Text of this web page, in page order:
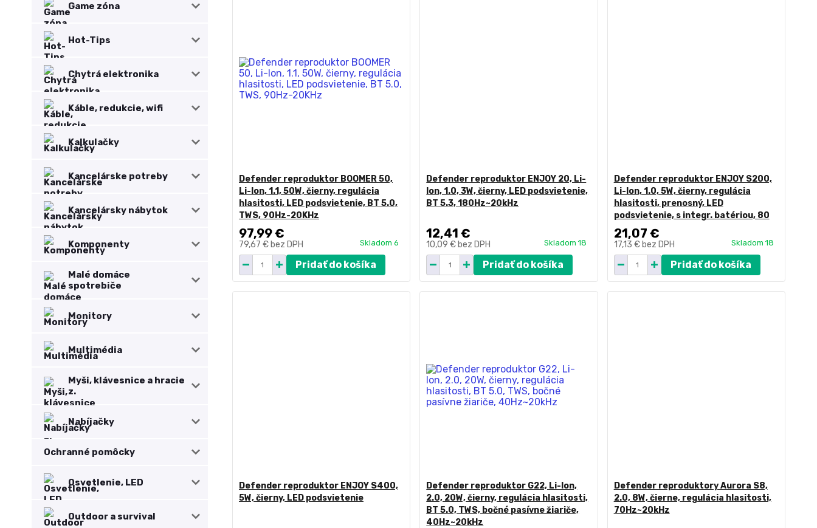
Game zóna
Hot-Tips
Chytrá elektronika
Káble, redukcie, wifi
Kalkulačky
Kancelárske potreby
Kancelársky nábytok
Komponenty
Malé domáce
spotrebiče
Monitory
Multimédia
Myši, klávesnice a hracie
z.
Nabíjačky
Ochranné pomôcky
Osvetlenie, LED
Outdoor a survival
Defender reproduktor BOOMER 50,
Li-Ion, 1.1, 50W, čierny, regulácia
hlasitosti, LED podsvietenie, BT 5.0,
TWS, 90Hz-20KHz
97,99 €
79,67 € bez DPH Skladom 6
Pridať do košíka
Defender reproduktor ENJOY 20, Li-
Ion, 1.0, 3W, čierny, LED podsvietenie,
BT 5.3, 180Hz~20kHz
12,41 €
10,09 € bez DPH Skladom 18
Pridať do košíka
Defender reproduktor ENJOY S200,
Li-Ion, 1.0, 5W, čierny, regulácia
hlasitosti, prenosný, LED
podsvietenie, s integr. batériou, 80
21,07 €
17,13 € bez DPH Skladom 18
Pridať do košíka
Defender reproduktor ENJOY S400,
5W, čierny, LED podsvietenie
Defender reproduktor G22, Li-Ion,
2.0, 20W, čierny, regulácia hlasitosti,
BT 5.0, TWS, bočné pasívne žiariče,
40Hz~20kHz
Defender reproduktory Aurora S8,
2.0, 8W, čierne, regulácia hlasitosti,
70Hz~20kHz